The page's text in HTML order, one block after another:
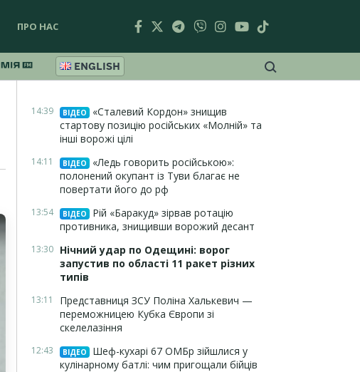
ПРО НАС
ENGLISH
14:39 ВІДЕО
«Сталевий Кордон» знищив
стартову позицію російських «Молній» та
інші ворожі цілі
14:11 ВІДЕО
«Ледь говорить російською»:
полонений окупант із Туви благає не
повертати його до рф
13:54 ВІДЕО
Рій «Баракуд» зірвав ротацію
противника, знищивши ворожий десант
13:30 Нічний удар по Одещині: ворог
запустив по області 11 ракет різних
типів
13:11
Представниця ЗСУ Поліна Халькевич —
переможницею Кубка Європи зі
скелелазіння
12:43 ВІДЕО
Шеф-кухарі 67 ОМБр зійшлися у
кулінарному батлі: чим пригощали бійців